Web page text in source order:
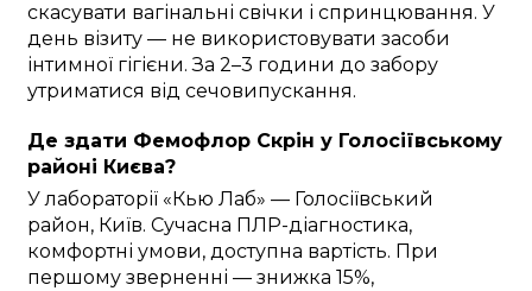
скасувати вагінальні свічки і спринцювання. У
день візиту — не використовувати засоби
інтимної гігієни. За 2–3 години до забору
утриматися від сечовипускання.
Де здати Фемофлор Скрін у Голосіївському
районі Києва?
У лабораторії «Кью Лаб» — Голосіївський
район, Київ. Сучасна ПЛР-діагностика,
комфортні умови, доступна вартість. При
першому зверненні — знижка 15%,